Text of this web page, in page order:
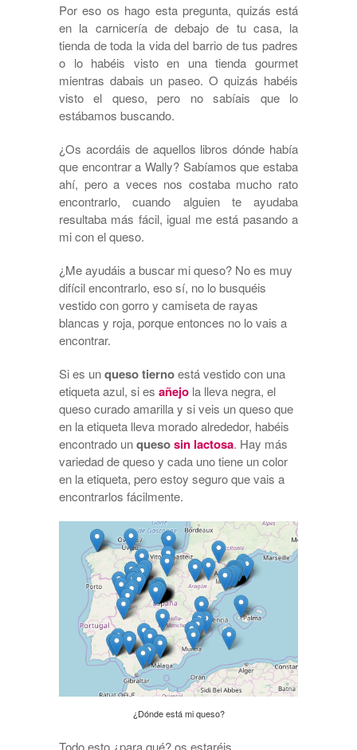
Por eso os hago esta pregunta, quizás está
en la carnicería de debajo de tu casa, la
tienda de toda la vida del barrio de tus padres
o lo habéis visto en una tienda gourmet
mientras dabais un paseo. O quizás habéis
visto el queso, pero no sabíais que lo
estábamos buscando.
¿Os acordáis de aquellos libros dónde había
que encontrar a Wally? Sabíamos que estaba
ahí, pero a veces nos costaba mucho rato
encontrarlo, cuando alguien te ayudaba
resultaba más fácil, igual me está pasando a
mi con el queso.
¿Me ayudáis a buscar mi queso? No es muy
difícil encontrarlo, eso sí, no lo busquéis
vestido con gorro y camiseta de rayas
blancas y roja, porque entonces no lo vais a
encontrar.
Si es unqueso tiernoestá vestido con una
etiqueta azul, si es añejo la lleva negra, el
queso curado amarilla y si veis un queso que
en la etiqueta lleva morado alrededor, habéis
encontrado unquesosin lactosa. Hay más
variedad de queso y cada uno tiene un color
en la etiqueta, pero estoy seguro que vais a
encontrarlos fácilmente.
¿Dónde está mi queso?
Todo esto ¿para qué? os estaréis